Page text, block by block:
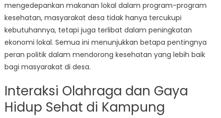
mengedepankan makanan lokal dalam program-program
kesehatan, masyarakat desa tidak hanya tercukupi
kebutuhannya, tetapi juga terlibat dalam peningkatan
ekonomi lokal. Semua ini menunjukkan betapa pentingnya
peran politik dalam mendorong kesehatan yang lebih baik
bagi masyarakat di desa.
Interaksi Olahraga dan Gaya
Hidup Sehat di Kampung